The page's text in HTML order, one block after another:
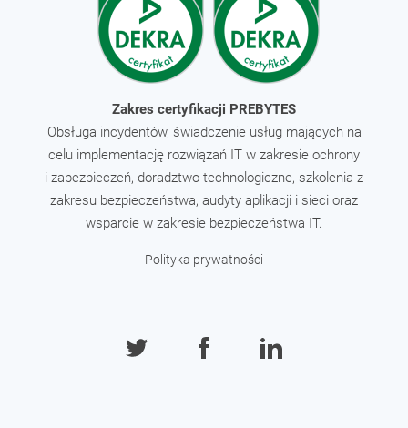
Zakres certyfikacji PREBYTES
Obsługa incydentów, świadczenie usług mających na
celu implementację rozwiązań IT w zakresie ochrony
i zabezpieczeń, doradztwo technologiczne, szkolenia z
zakresu bezpieczeństwa, audyty aplikacji i sieci oraz
wsparcie w zakresie bezpieczeństwa IT.
Polityka prywatności